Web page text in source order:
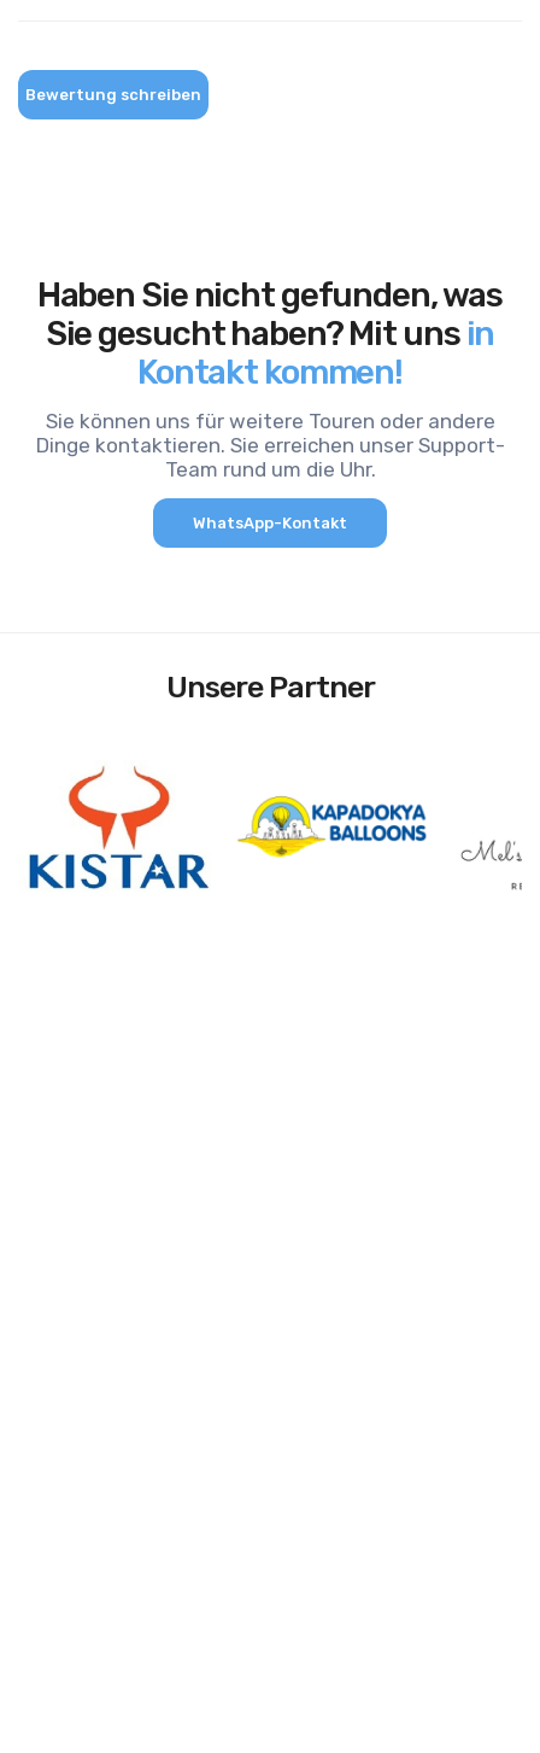
Bewertung schreiben
Haben Sie nicht gefunden, was
Sie gesucht haben? Mit uns in
Kontakt kommen!
Sie können uns für weitere Touren oder andere
Dinge kontaktieren. Sie erreichen unser Support-
Team rund um die Uhr.
WhatsApp-Kontakt
Unsere Partner